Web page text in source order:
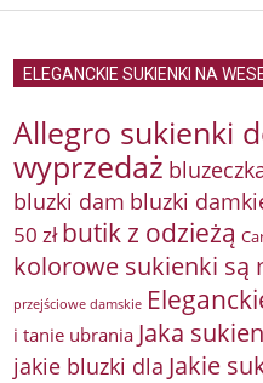
ELEGANCKIE SUKIENKI NA
Allegro sukienki
wyprzedaż
bluzki dam bluzki
50 zł butik z odzieżą
kolorowe sukienki są
przejściowe damskie
i tanie ubrania Jaka
jakie bluzki dla Jakie